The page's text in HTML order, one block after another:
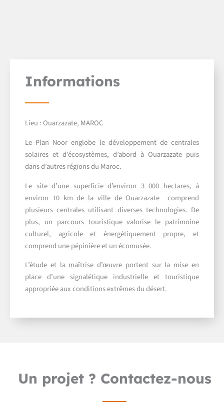
Informations
Lieu : Ouarzazate, MAROC
Le Plan Noor englobe le développement de centrales
solaires et d’écosystèmes, d’abord à Ouarzazate puis
dans d’autres régions du Maroc.
Le site d’une superficie d’environ 3 000 hectares, à
environ 10 km de la ville de Ouarzazate comprend
plusieurs centrales utilisant diverses technologies. De
plus, un parcours touristique valorise le patrimoine
culturel, agricole et énergétiquement propre, et
comprend une pépinière et un écomusée.
L’étude et la maîtrise d’œuvre portent sur la mise en
place d’une signalétique industrielle et touristique
appropriée aux conditions extrêmes du désert.
Un projet ? Contactez-nous